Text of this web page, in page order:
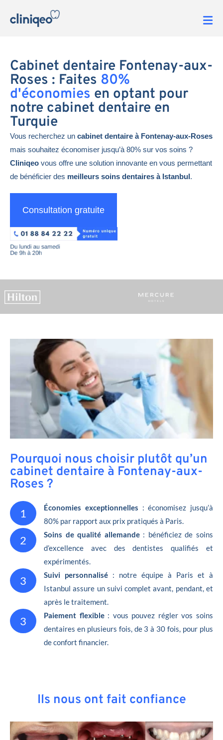
Cabinet dentaire Fontenay-aux-
Roses : Faites 80%
d'économies en optant pour
notre cabinet dentaire en
Turquie
Vous recherchez un cabinet dentaire à Fontenay-aux-Roses
mais souhaitez économiser jusqu’à 80% sur vos soins ?
Cliniqeo vous offre une solution innovante en vous permettant
de bénéficier des meilleurs soins dentaires à Istanbul.
Consultation gratuite
Pourquoi nous choisir plutôt qu’un
cabinet dentaire à Fontenay-aux-
Roses ?
1 Économies exceptionnelles : économisez jusqu’à
80% par rapport aux prix pratiqués à Paris.
2 Soins de qualité allemande: bénéficiez de soins
d’excellence avec des dentistes qualifiés et
expérimentés.
3 Suivi personnalisé : notre équipe à Paris et à
Istanbul assure un suivi complet avant, pendant, et
après le traitement.
3 Paiement flexible: vous pouvez régler vos soins
dentaires en plusieurs fois, de 3 à 30 fois, pour plus
de confort financier.
Ils nous ont fait confiance